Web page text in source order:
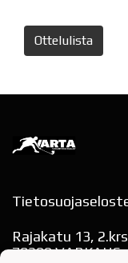
Ottelulista
Rajakatu 13, 2.krs
78200 VARKAUS